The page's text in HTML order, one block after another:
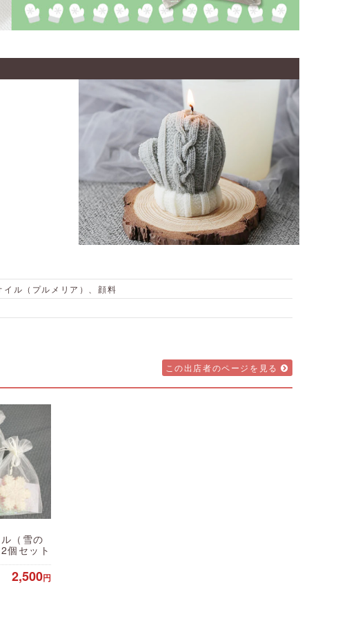
ル（プルメリア）、顔料
この出店者のページを見る
（雪の
個セット
2,500円